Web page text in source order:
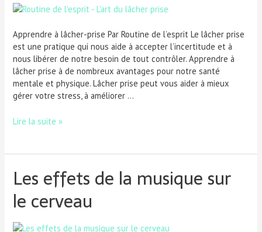
Apprendre à lâcher-prise Par Routine de l’esprit Le lâcher prise
est une pratique qui nous aide à accepter l’incertitude et à
nous libérer de notre besoin de tout contrôler. Apprendre à
lâcher prise à de nombreux avantages pour notre santé
mentale et physique. Lâcher prise peut vous aider à mieux
gérer votre stress, à améliorer …
Lire la suite »
Les effets de la musique sur
le cerveau